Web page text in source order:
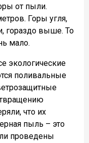
от пыли.
Горы угля,
гораздо выше. То
мало.
экологические
поливальные
что их
пыль – это
проведены